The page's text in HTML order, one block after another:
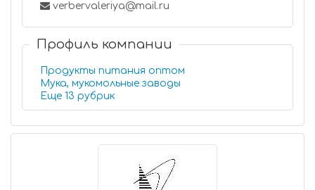
verbervaleriya@mail.ru
Профиль компании
Продукты питания оптом
Мука, мукомольные заводы
Еще 13 рубрик